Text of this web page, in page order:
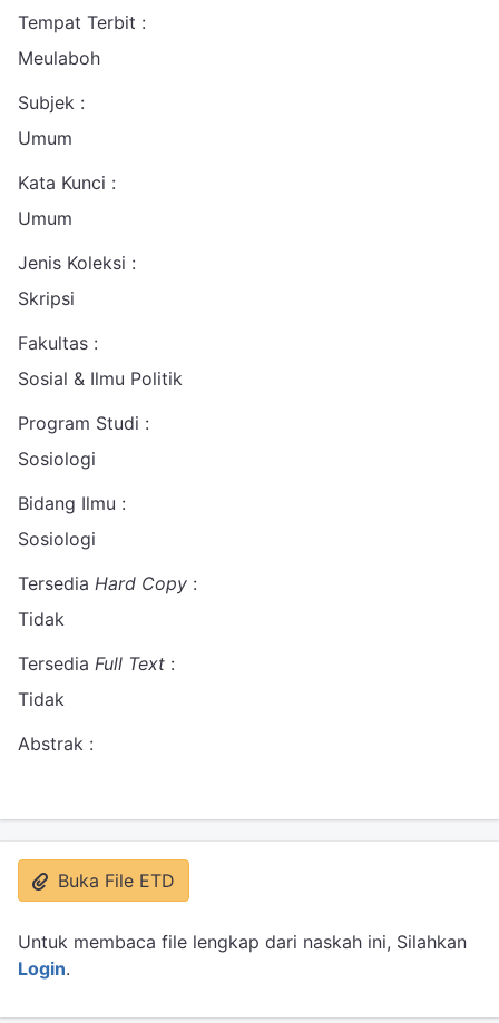
Tempat Terbit :
Meulaboh
Subjek :
Umum
Kata Kunci :
Umum
Jenis Koleksi :
Skripsi
Fakultas :
Sosial & Ilmu Politik
Program Studi :
Sosiologi
Bidang Ilmu :
Sosiologi
Tersedia Hard Copy :
Tidak
Tersedia Full Text :
Tidak
Abstrak :
Buka File ETD
Untuk membaca file lengkap dari naskah ini, Silahkan
Login.